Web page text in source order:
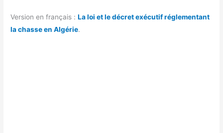
Version en français :La loi et le décret exécutif réglementant
la chasse en Algérie.